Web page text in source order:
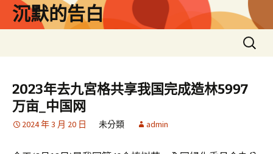
沉默的告白
搜
尋
字:
2023年去九宮格共享我国完成造林5997
万亩_中国网
2024 年 3 月 20 日 未分類 admin